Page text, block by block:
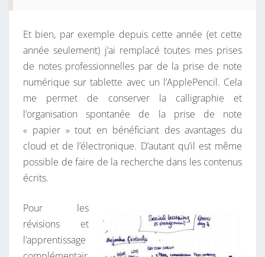
Et bien, par exemple depuis cette année (et cette
année seulement) j’ai remplacé toutes mes prises
de notes professionnelles par de la prise de note
numérique sur tablette avec un l’ApplePencil. Cela
me permet de conserver la calligraphie et
l’organisation spontanée de la prise de note
« papier » tout en bénéficiant des avantages du
cloud et de l’électronique. D’autant qu’il est même
possible de faire de la recherche dans les contenus
écrits.
Pour les
révisions et
l’apprentissage